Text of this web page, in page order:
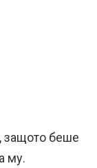
защото беше
му.